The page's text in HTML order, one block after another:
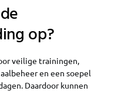
op?
veilige trainingen,
en een soepel
Daardoor kunnen